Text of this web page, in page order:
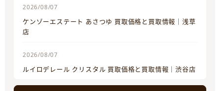
2026/08/07
ケンゾーエステート あさつゆ 買取価格と買取情報｜浅草
店
2026/08/07
ルイロデレール クリスタル 買取価格と買取情報｜渋谷店